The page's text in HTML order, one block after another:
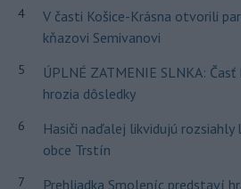
4
V časti Košice-Krásna otvorili
kňazovi Semivanovi
5
ÚPLNÉ ZATMENIE SLNKA:
hrozia dôsledky
6
Hasiči naďalej likvidujú rozsiahly
obce Trstín
7
Prehliadka Smoleníc predstaví